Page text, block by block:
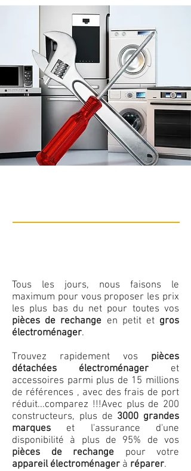
Tous les jours, nous faisons le
maximum pour vous proposer les prix
les plus bas du net pour toutes vos
pièces de rechange en petit et gros
électroménager.
Trouvez rapidement vos pièces
détachées électroménager et
accessoires parmi plus de 15 millions
de références , avec des frais de port
réduit...comparez !!!Avec plus de 200
constructeurs, plus de 3000 grandes
marques et l'assurance d'une
disponibilité à plus de 95% de vos
pièces de rechange pour votre
appareil électroménager à réparer.